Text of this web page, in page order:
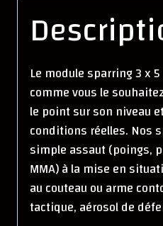
Le module sparring 3 x
comme vous le
le point sur son niveau
conditions réelles. Nos
simple assaut (poings,
MMA) à la mise en
au couteau ou arme
tactique, aérosol de